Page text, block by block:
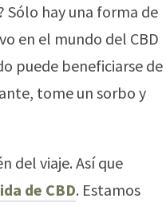
Sólo hay una forma de
en el mundo del CBD
puede beneficiarse de
tome un sorbo y
del viaje. Así que
de CBD. Estamos